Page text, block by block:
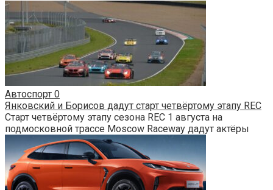
Автоспорт 0
Янковский и Борисов дадут старт четвёртому этапу REC
Старт четвёртому этапу сезона REC 1 августа на
подмосковной трассе Moscow Raceway дадут актёры